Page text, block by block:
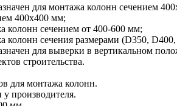
для монтажа колонн сечением
400х400 мм;
колонн сечением от 400-600 мм;
колонн сечения размерами (D350,
для выверки в вертикальном
строительства.
для монтажа колонн.
производителя.